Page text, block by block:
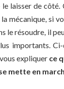
le laisser de
mécanique, si
le résoudre, il
importants. Ci-
expliquer ce
mette en